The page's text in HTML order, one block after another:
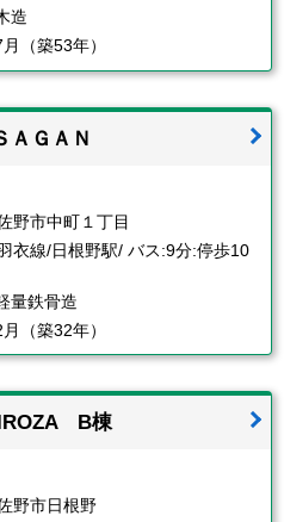
造
（築53年）
ＡＧＡＮ
野市中町１丁目
衣線/日根野駅/ バス:9分:停歩10
量鉄骨造
（築32年）
B棟
野市日根野